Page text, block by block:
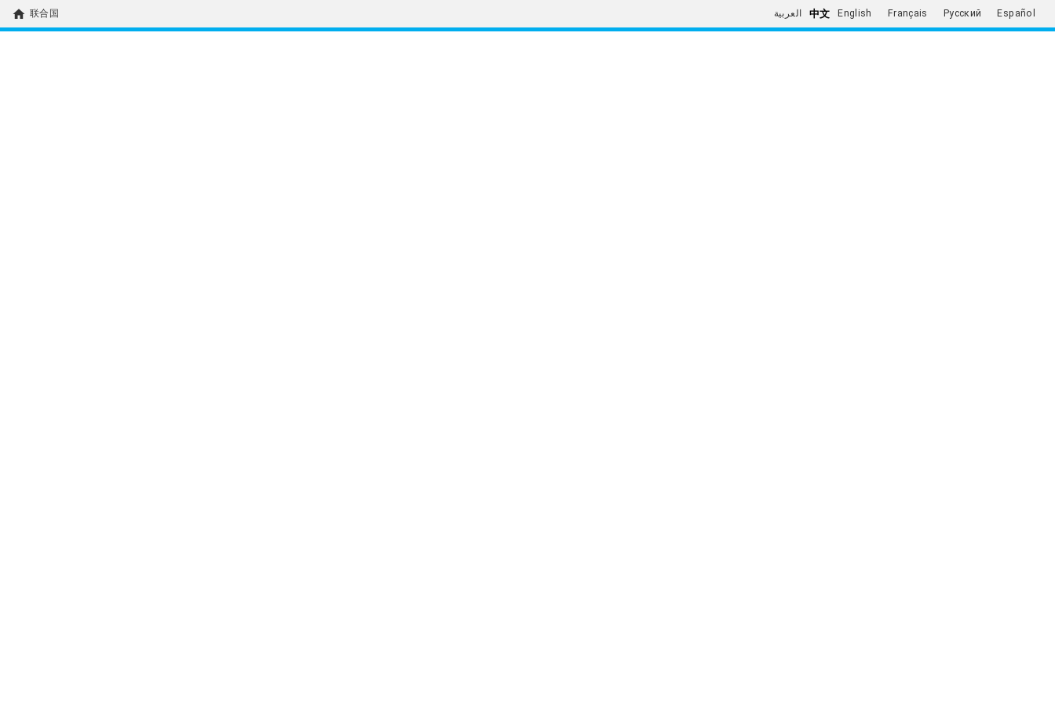
home 联合国 العربية 中文 English Français Русский Español